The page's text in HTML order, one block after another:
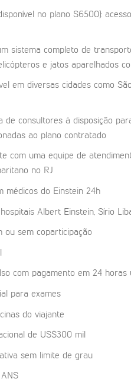
no plano S6500):
sistema completo de
e jatos aparelhados
em diversas cidades como
de consultores à disposição
ao plano contratado
com uma equipe de
no RJ
médicos do Einstein 24h
Albert Einstein, Sírio
ou sem coparticipação
com pagamento em 24 horas
para exames
do viajante
de US$300 mil
sem limite de grau